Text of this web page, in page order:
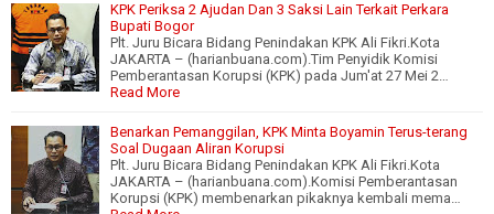
KPK Periksa 2 Ajudan Dan 3 Saksi Lain Terkait Perkara
Bupati Bogor
Plt. Juru Bicara Bidang Penindakan KPK Ali Fikri.Kota
JAKARTA – (harianbuana.com).Tim Penyidik Komisi
Pemberantasan Korupsi (KPK) pada Jum'at 27 Mei 2…
Read More
Benarkan Pemanggilan, KPK Minta Boyamin Terus-terang
Soal Dugaan Aliran Korupsi
Plt. Juru Bicara Bidang Penindakan KPK Ali Fikri.Kota
JAKARTA – (harianbuana.com).Komisi Pemberantasan
Korupsi (KPK) membenarkan pikaknya kembali mema…